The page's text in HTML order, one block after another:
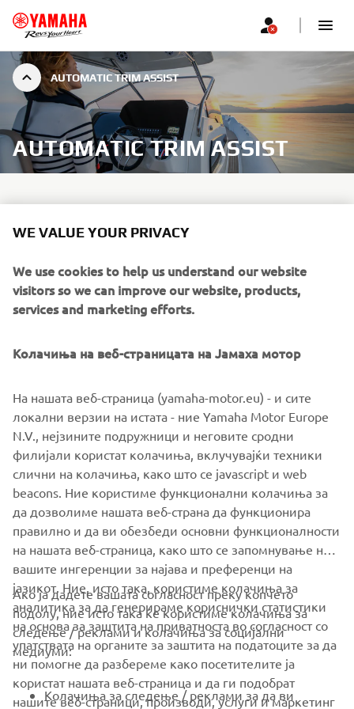
AUTOMATIC TRIM ASSIST
AUTOMATIC TRIM ASSIST
Providing optimal performance and fuel economy,
decelerate, allowing you to focus on other tasks with the
assurance that the engines are always operating
efficiently.
Trim assist is set specifically for the vessel from the latest
the main menu. Once set, a simple push button on the
engine throttles activates the system. Each trim level is
set based on engine rpm or, combined with the Helm
Master EX Autopilot, boat-speed input from the GPS.
1/ 7
CORPORATE
FOR BUSINESS
WE VALUE YOUR PRIVACY
We use cookies to help us understand our website
visitors so we can improve our website, products,
services and marketing efforts.
Колачиња на веб-страницата на Јамаха мотор
На нашата веб-страница (yamaha-motor.eu) - и сите
локални верзии на истата - ние Yamaha Motor Europe
N.V., нејзините подружници и неговите сродни
филијали користат колачиња, вклучувајќи техники
слични на колачиња, како што се javascript и web
beacons. Ние користиме функционални колачиња за
да дозволиме нашата веб-страна да функционира
правилно и да ви обезбеди основни функционалности
на нашата веб-страница, како што се запомнување на
вашите ингеренции за најава и преференци на
јазикот. Ние, исто така, користиме колачиња за
аналитика за да генерираме кориснички статистики
на основа за заштита на приватноста во согласност со
упатствата на органите за заштита на податоците за да
ни помогне да разбереме како посетителите ја
користат нашата веб-страница и да ги подобрат
нашите веб-страници, производи, услуги и маркетинг
Ако ја дадете вашата согласност преку копчето
подолу, ние исто така ќе користиме колачиња за
следење / реклами и колачиња за социјални
медиуми:
Колачиња за следење / реклами за да ви